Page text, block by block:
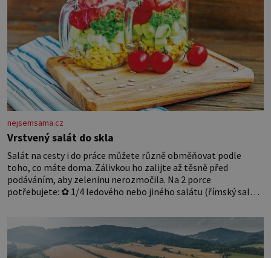
nejsemsama.cz
Vrstvený salát do skla
Salát na cesty i do práce můžete různě obměňovat podle
toho, co máte doma. Zálivkou ho zalijte až těsně před
podáváním, aby zeleninu nerozmočila. Na 2 porce
potřebujete: ✿ 1/4 ledového nebo jiného salátu (římský salát,
rajčata Zálivka: ✿ 4 lžíce olivového oleje ✿ 1 lžíci citronové
šťávy ✿ ½ stroužku